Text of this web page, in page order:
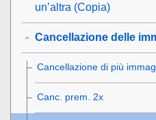
un’altra (Copia)
Cancellazione delle
Cancellazione di più
Canc. prem. 2x